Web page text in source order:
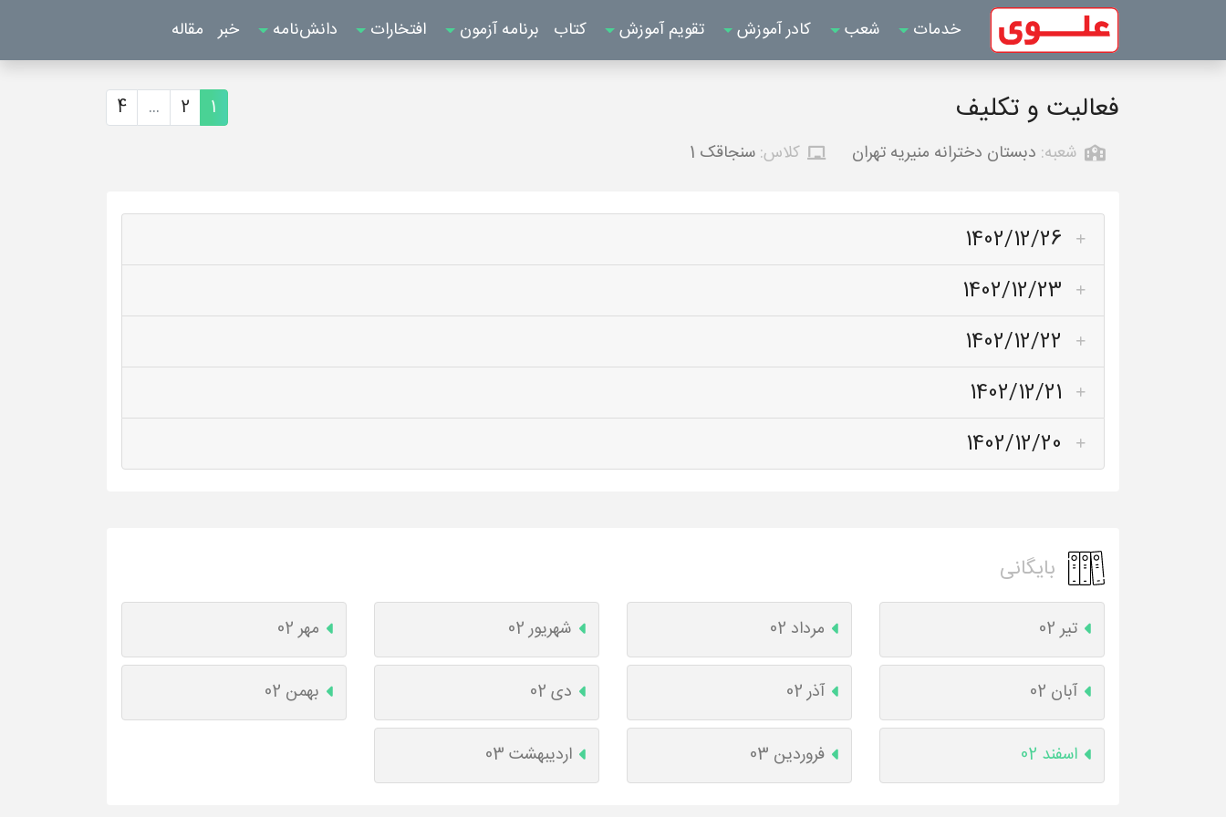
خدمات شعب کادر آموزش تقویم آموزش کتاب برنامه آزمون افتخارات دانش‌نامه خبر مقاله
فعالیت و تکلیف 1
2
...
4
شعبه: دبستان دخترانه منیریه تهران کلاس: سنجاقک 1
1402/12/26
1402/12/23
1402/12/22
1402/12/21
1402/12/20
بایگانی
تیر 02 مرداد 02 شهریور 02 مهر 02
آبان 02 آذر 02 دی 02 بهمن 02
اسفند 02 فروردین 03 اردیبهشت 03